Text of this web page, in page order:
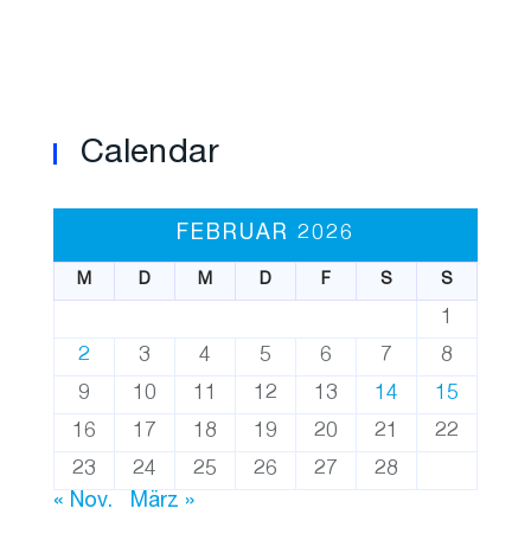
Calendar
FEBRUAR 2026
M D M D F S S
1
2
3 4 5 6 7
8
9
10 11 12 13 14
15
16
17 18 19 20 21
22
23
24 25 26 27
28
« Nov.
März »